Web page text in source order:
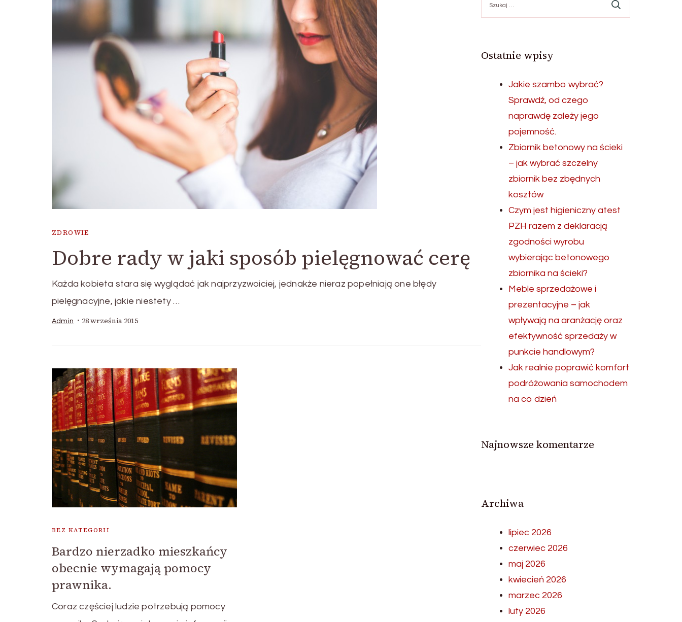
ZDROWIE
Dobre rady w jaki sposób pielęgnować cerę
Każda kobieta stara się wyglądać jak najprzyzwoiciej, jednakże nieraz popełniają one błędy
pielęgnacyjne, jakie niestety …
Admin 28 września 2015
BEZ KATEGORII
Bardzo nierzadko mieszkańcy
obecnie wymagają pomocy
prawnika.
Coraz częściej ludzie potrzebują pomocy
Ostatnie wpisy
Jakie szambo wybrać?
Sprawdź, od czego
naprawdę zależy jego
pojemność.
Zbiornik betonowy na ścieki
– jak wybrać szczelny
zbiornik bez zbędnych
kosztów
Czym jest higieniczny atest
PZH razem z deklaracją
zgodności wyrobu
wybierając betonowego
zbiornika na ścieki?
Meble sprzedażowe i
prezentacyjne – jak
wpływają na aranżację oraz
efektywność sprzedaży w
punkcie handlowym?
Jak realnie poprawić komfort
podróżowania samochodem
na co dzień
Najnowsze komentarze
Archiwa
lipiec 2026
czerwiec 2026
maj 2026
kwiecień 2026
marzec 2026
luty 2026